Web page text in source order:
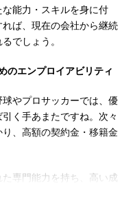
な能力・スキルを身に付
ば、現在の会社から継続
でしょう。
のエンプロイアビリティ
やプロサッカーでは、優
く手あまたですね。次々
、高額の契約金・移籍金
専門能力を持ち、高い成